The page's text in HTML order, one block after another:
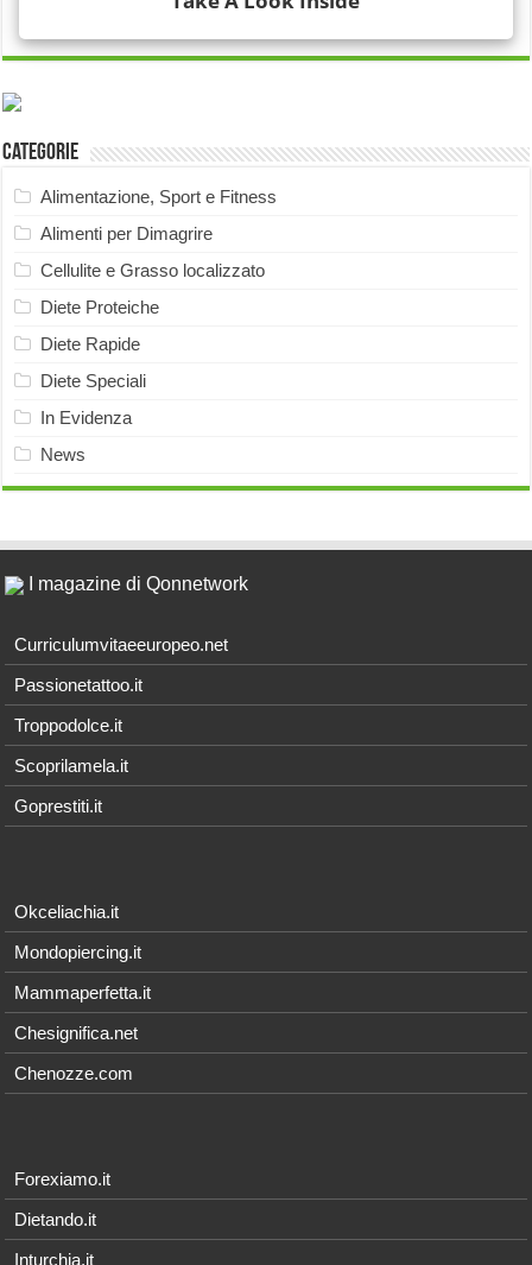
Categorie
Alimentazione, Sport e Fitness
Alimenti per Dimagrire
Cellulite e Grasso localizzato
Diete Proteiche
Diete Rapide
Diete Speciali
In Evidenza
News
I magazine di Qonnetwork
Curriculumvitaeeuropeo.net
Passionetattoo.it
Troppodolce.it
Scoprilamela.it
Goprestiti.it
Okceliachia.it
Mondopiercing.it
Mammaperfetta.it
Chesignifica.net
Chenozze.com
Forexiamo.it
Dietando.it
Inturchia.it